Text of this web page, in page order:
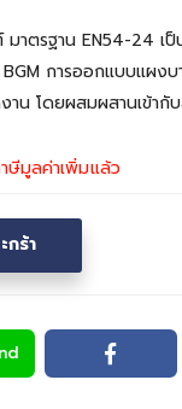
าตรฐาน EN54-24 เ
BGM การออกแบบแผ
น โดยผสมผสานเข้า
ษีมูลค่าเพิ่มแล้ว
กร้า